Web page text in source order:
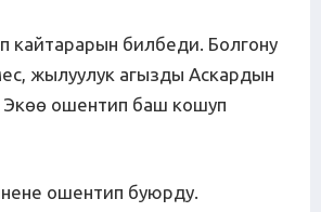
кайтарарын билбеди. Болгону
жылуулук агызды Аскардын
Экөө ошентип баш кошуп
ошентип буюрду.